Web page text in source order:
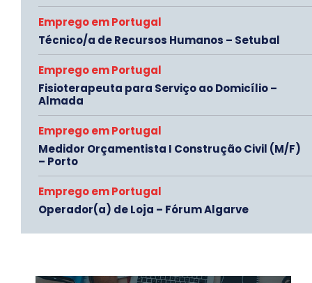
Emprego em Portugal
Técnico/a de Recursos Humanos – Setubal
Emprego em Portugal
Fisioterapeuta para Serviço ao Domicílio –
Almada
Emprego em Portugal
Medidor Orçamentista I Construção Civil (M/F)
– Porto
Emprego em Portugal
Operador(a) de Loja – Fórum Algarve